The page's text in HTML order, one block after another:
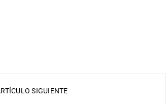
SIGUIENTE